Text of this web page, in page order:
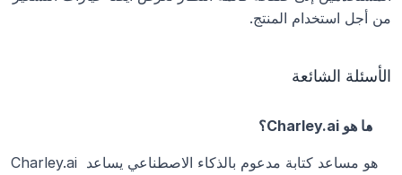
من أجل استخدام المنتج.
الأسئلة الشائعة
ما هو Charley.ai؟
Charley.ai هو مساعد كتابة مدعوم بالذكاء الاصطناعي يساعد